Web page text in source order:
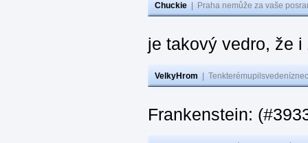
Chuckie Praha nemůže za vaše
je takový vedro, že
VelkyHrom
Frankenstein: